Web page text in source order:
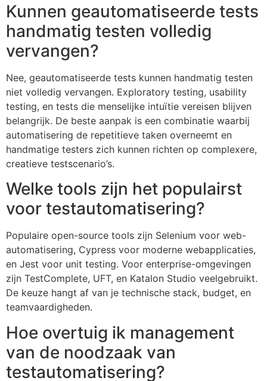
Kunnen geautomatiseerde tests
handmatig testen volledig
vervangen?
Nee, geautomatiseerde tests kunnen handmatig testen
niet volledig vervangen. Exploratory testing, usability
testing, en tests die menselijke intuïtie vereisen blijven
belangrijk. De beste aanpak is een combinatie waarbij
automatisering de repetitieve taken overneemt en
handmatige testers zich kunnen richten op complexere,
creatieve testscenario’s.
Welke tools zijn het populairst
voor testautomatisering?
Populaire open-source tools zijn Selenium voor web-
automatisering, Cypress voor moderne webapplicaties,
en Jest voor unit testing. Voor enterprise-omgevingen
zijn TestComplete, UFT, en Katalon Studio veelgebruikt.
De keuze hangt af van je technische stack, budget, en
teamvaardigheden.
Hoe overtuig ik management
van de noodzaak van
testautomatisering?